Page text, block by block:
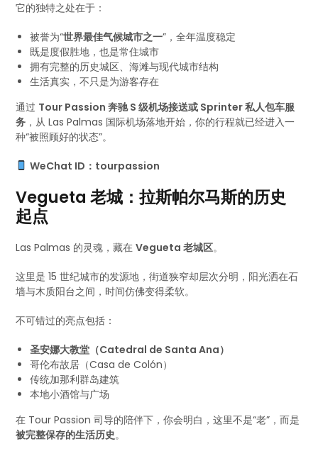
它的独特之处在于：
被誉为“世界最佳气候城市之一”，全年温度稳定
既是度假胜地，也是常住城市
拥有完整的历史城区、海滩与现代城市结构
生活真实，不只是为游客存在
通过 Tour Passion 奔驰 S 级机场接送或 Sprinter 私人包车服
务 ，从 Las Palmas 国际机场落地开始，你的行程就已经进入一
种“被照顾好的状态”。
WeChat ID：tourpassion
Vegueta 老城：拉斯帕尔马斯的历史
起点
Las Palmas 的灵魂，藏在Vegueta 老城区。
这里是 15 世纪城市的发源地，街道狭窄却层次分明，阳光洒在石
墙与木质阳台之间，时间仿佛变得柔软。
不可错过的亮点包括：
圣安娜大教堂（Catedral de Santa Ana）
哥伦布故居（Casa de Colón）
传统加那利群岛建筑
本地小酒馆与广场
在 Tour Passion 司导的陪伴下，你会明白，这里不是“老”，而是
被完整保存的生活历史。